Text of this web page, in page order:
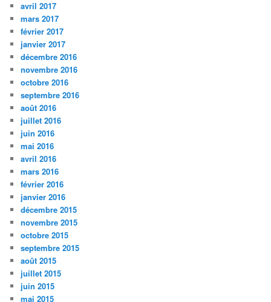
avril 2017
mars 2017
février 2017
janvier 2017
décembre 2016
novembre 2016
octobre 2016
septembre 2016
août 2016
juillet 2016
juin 2016
mai 2016
avril 2016
mars 2016
février 2016
janvier 2016
décembre 2015
novembre 2015
octobre 2015
septembre 2015
août 2015
juillet 2015
juin 2015
mai 2015